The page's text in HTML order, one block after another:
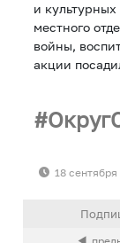
и
местного
войны,
акции
18 сентября